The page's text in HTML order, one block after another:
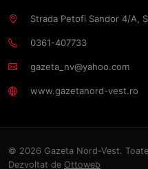
Strada Petofi Sandor 4/A,
0361-407733
gazeta_nv@yahoo.com
www.gazetanord-vest.ro
© 2026 Gazeta Nord-Vest.
Dezvoltat de Ottoweb